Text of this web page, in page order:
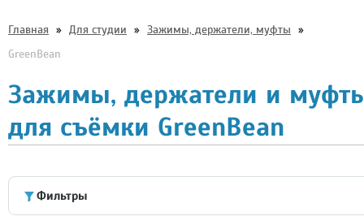
Главная » Для студии » Зажимы, держатели, муфты »
GreenBean
Зажимы, держатели и
для съёмки GreenBean
Фильтры